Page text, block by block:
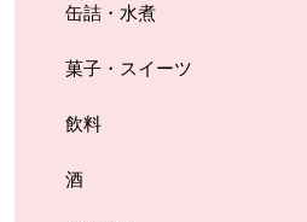
缶詰・水煮
菓子・スイーツ
飲料
酒